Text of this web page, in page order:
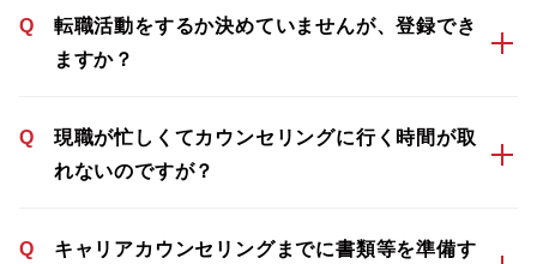
Q
転職活動をするか決めていませんが、登録でき
ますか？
Q
現職が忙しくてカウンセリングに行く時間が取
れないのですが？
Q
キャリアカウンセリングまでに書類等を準備す